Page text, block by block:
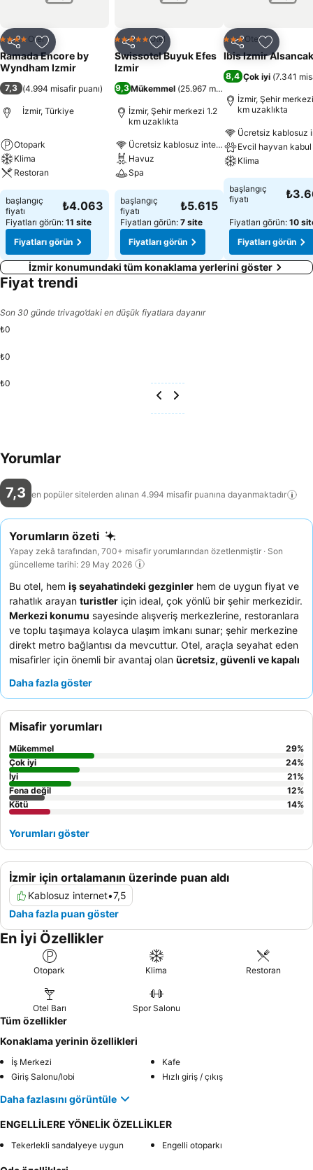
Paylaş Favorilerime ekle
4 Yıldız Otel
Ramada Encore by
Wyndham Izmir
7,3 (4.994 misafir puanı)
İzmir, Türkiye
Otopark
Klima
Restoran
başlangıç
fiyatı
₺4.063
Fiyatları görün: 11 site
Fiyatları görün
Paylaş Favorilerime ekle
5 Yıldız Otel
Swissotel Buyuk Efes
Izmir
9,3Mükemmel (25.967 misafir puanı
İzmir, Şehir merkezi 1.2
km uzaklıkta
Ücretsiz kablosuz internet
Havuz
Spa
başlangıç
fiyatı
₺5.615
Fiyatları görün: 7 site
Fiyatları görün
Paylaş
3 YıldızOtel
Ibis Izmir Alsancak
8,4 Çok iyi (7.341
İzmir, Şehir
km uzaklıkta
Ücretsiz kablosuz
Evcil hayvan
Klima
başlangıç
fiyatı
Fiyatları görün: 10
Fiyatları görün
İzmir konumundaki tüm konaklama yerlerini göster
Fiyat trendi
Son 30 günde trivago’daki en düşük fiyatlara dayanır
₺0
₺0
₺0
Yorumlar
7,3 en popüler sitelerden alınan 4.994 misafir puanına dayanmaktadır
Yorumların özeti
Yapay zekâ tarafından, 700+ misafir yorumlarından özetlenmiştir · Son
güncelleme tarihi: 29 May 2026
Bu otel, hem iş seyahatindeki gezginler hem de uygun fiyat ve
rahatlık arayan turistler için ideal, çok yönlü bir şehir merkezidir.
Merkezi konumu sayesinde alışveriş merkezlerine, restoranlara
ve toplu taşımaya kolayca ulaşım imkanı sunar; şehir merkezine
direkt metro bağlantısı da mevcuttur. Otel, araçla seyahat eden
misafirler için önemli bir avantaj olan ücretsiz, güvenli ve kapalı
personeliile harika, zengin ve iyi hazırlanmış
misafirlerin
Daha fazla göster
İzmir için ortalamanın üzerinde puan aldı
Kablosuz internet•7,5
Daha fazla puan göster
Misafir yorumları
Mükemmel 29%
Çok iyi
24%
İyi
21%
Fena değil
12%
Kötü
14%
Yorumları göster
En İyi Özellikler
Otopark Klima Restoran
Otel Barı Spor Salonu
Tüm özellikler
Konaklama yerinin özellikleri
İş Merkezi
Kafe
Giriş Salonu/lobi
Hızlı giriş / çıkış
Daha fazlasını görüntüle
ENGELLİLERE YÖNELİK ÖZELLİKLER
Tekerlekli sandalyeye uygun Engelli otoparkı